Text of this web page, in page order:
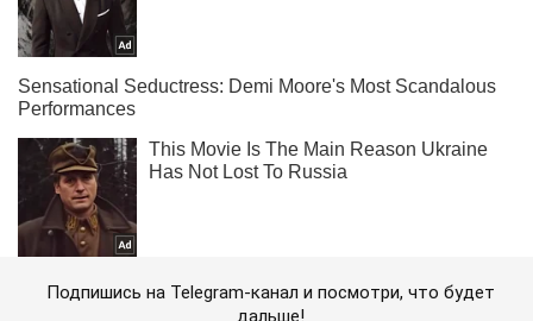
Подпишись на Telegram-канал и посмотри, что будет
дальше!